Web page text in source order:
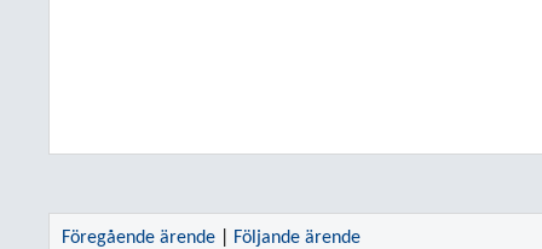
Föregående ärende Följande ärende